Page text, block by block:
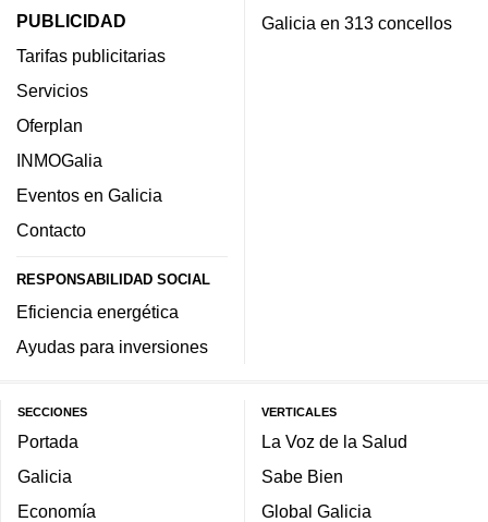
PUBLICIDAD
Tarifas publicitarias
Servicios
Oferplan
INMOGalia
Eventos en Galicia
Contacto
RESPONSABILIDAD SOCIAL
Eficiencia energética
Ayudas para inversiones
Galicia en 313 concellos
SECCIONES
Portada
Galicia
Economía
VERTICALES
La Voz de la Salud
Sabe Bien
Global Galicia